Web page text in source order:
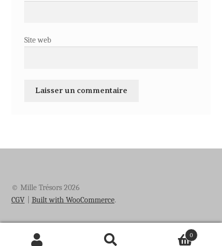
Site web
© Mille Trésors 2026
CGV
Built with WooCommerce.
0